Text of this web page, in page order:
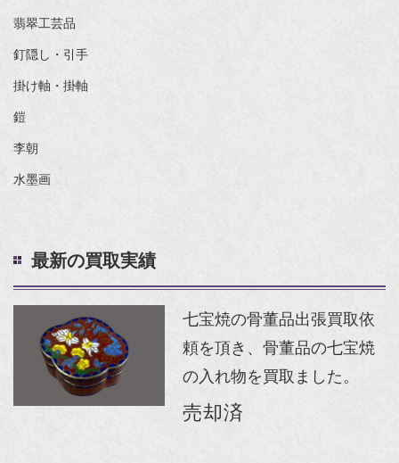
翡翠工芸品
釘隠し・引手
掛け軸・掛軸
鎧
李朝
水墨画
最新の買取実績
七宝焼の骨董品出張買取依
頼を頂き、骨董品の七宝焼
の入れ物を買取ました。
売却済